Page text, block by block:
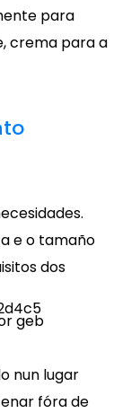
para
crema para a
e o tamaño
dos
nun lugar
fóra de